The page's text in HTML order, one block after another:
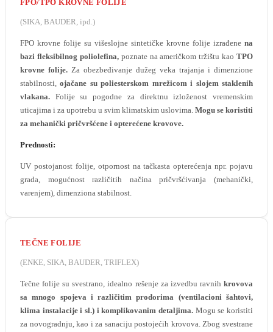
FPO/TPO KROVNE FOLIJE
(SIKA, BAUDER, ipd.)
FPO krovne folije su višeslojne sintetičke krovne folije izrađene na
bazi fleksibilnog poliolefina,poznate na američkom tržištu kao TPO
krovne folije. Za obezbeđivanje dužeg veka trajanja i dimenzione
stabilnosti,ojačane su poliesterskom mrežicom i slojem staklenih
vlakana. Folije su pogodne za direktnu izloženost vremenskim
uticajima i za upotrebu u svim klimatskim uslovima. Mogu se koristiti
za mehanički pričvršćene i opterećene krovove.
Prednosti:
UV postojanost folije, otpornost na tačkasta opterećenja npr. pojavu
grada, mogućnost različitih načina pričvršćivanja (mehanički,
varenjem), dimenziona stabilnost.
TEČNE FOLIJE
(ENKE, SIKA, BAUDER, TRIFLEX)
Tečne folije su svestrano, idealno rešenje za izvedbu ravnih krovova
sa mnogo spojeva i različitim prodorima (ventilacioni šahtovi,
klima instalacije i sl.) i komplikovanim detaljima. Mogu se koristiti
za novogradnju, kao i za sanaciju postojećih krovova. Zbog svestrane